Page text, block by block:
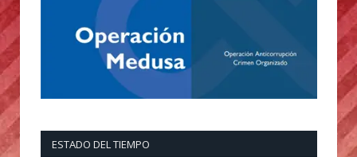
ESTADO DEL TIEMPO